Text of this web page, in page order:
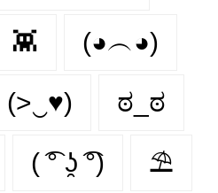
👾 (◕︵◕)
(>‿♥) ಠ_ಠ
( ͡° ʖ̯ ͡°) ⛱